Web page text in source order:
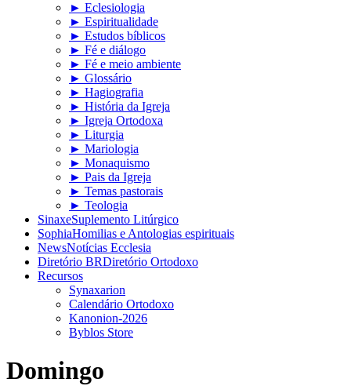
► Eclesiologia
► Espiritualidade
► Estudos bíblicos
► Fé e diálogo
► Fé e meio ambiente
► Glossário
► Hagiografia
► História da Igreja
► Igreja Ortodoxa
► Liturgia
► Mariologia
► Monaquismo
► Pais da Igreja
► Temas pastorais
► Teologia
SinaxeSuplemento Litúrgico
SophiaHomilias e Antologias espirituais
NewsNotícias Ecclesia
Diretório BRDiretório Ortodoxo
Recursos
Synaxarion
Calendário Ortodoxo
Kanonion-2026
Byblos Store
Domingo